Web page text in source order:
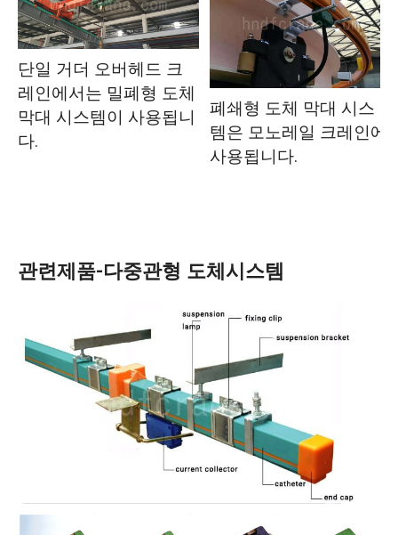
단일 거더 오버헤드 크
레인에서는 밀폐형 도체
막대 시스템이 사용됩니
다.
폐쇄형 도체 막대 시스
템은 모노레일 크레인에
사용됩니다.
관련제품-다중관형 도체시스템